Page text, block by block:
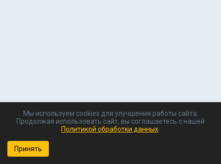
Мы используем cookies для улучшения работы сайта.
Продолжая использовать сайт, вы соглашаетесь с нашей
Политикой обработки данных
Принять